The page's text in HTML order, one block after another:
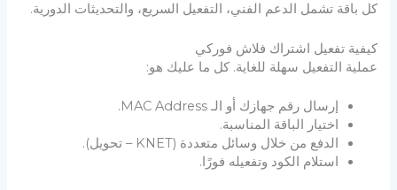
كل باقة تشمل الدعم الفني، التفعيل السريع، والتحديثات الدورية.
كيفية تفعيل اشتراك فلاش فوركي
عملية التفعيل سهلة للغاية. كل ما عليك هو:
إرسال رقم جهازك أو الـ MAC Address.
اختيار الباقة المناسبة.
الدفع من خلال وسائل متعددة (KNET – تحويل).
استلام الكود وتفعيله فورًا.